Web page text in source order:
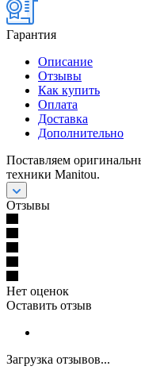
Гарантия
Описание
Отзывы
Как купить
Оплата
Доставка
Дополнительно
Поставляем
техники Manitou.
Отзывы
Нет оценок
Оставить отзыв
Загрузка отзывов...